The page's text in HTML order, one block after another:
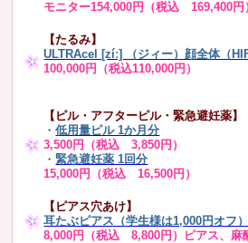
モニター154,000円（税込 169,400円
【たるみ】
ULTRAcel [zíː] （ジィー）顔全体（
100,000円（税込110,000円）
【ピル・アフターピル・緊急避妊薬】
・低用量ピル 1か月分
3,500円（税込 3,850円）
・緊急避妊薬 1回分
15,000円（税込 16,500円）
【ピアス穴あけ】
耳たぶピアス（学生様は1,000円オフ）
8,000円（税込 8,800円）ピアス、麻